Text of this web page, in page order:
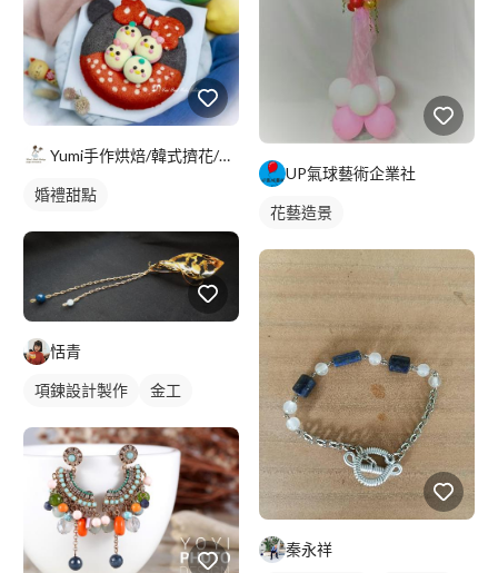
Yumi手作烘焙/韓式擠花/flowers cake/香氛蠟
婚禮甜點
恬青
項鍊設計製作 金工
UP氣球藝術企業社
花藝造景
秦永祥